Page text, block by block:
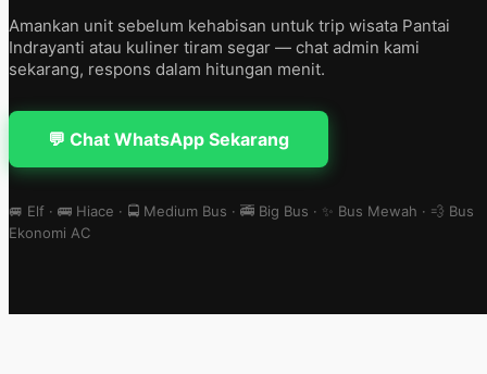
Amankan unit sebelum kehabisan untuk trip wisata Pantai
Indrayanti atau kuliner tiram segar — chat admin kami
sekarang, respons dalam hitungan menit.
💬 Chat WhatsApp Sekarang
🚐 Elf · 🚌 Hiace · 🚍 Medium Bus · 🚎 Big Bus · ✨ Bus Mewah · 💨 Bus
Ekonomi AC